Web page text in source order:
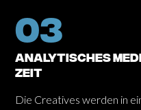
03
analytisches
zeit
Die Creatives werden in